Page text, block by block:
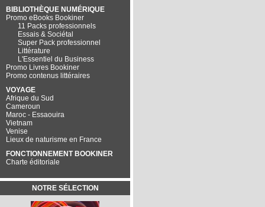
BIBLIOTHÈQUE NUMÉRIQUE
Promo eBooks Bookiner
11 Packs professionnels
Essais & Sociétal
Super Pack professionnel
Littérature
L'Essentiel du Business
Promo Livres Bookiner
Promo contenus littéraires
VOYAGE
Afrique du Sud
Cameroun
Maroc - Essaouira
Vietnam
Venise
Lieux de naturisme en France
FONCTIONNEMENT BOOKINER
Charte éditoriale
NOTRE SÉLECTION